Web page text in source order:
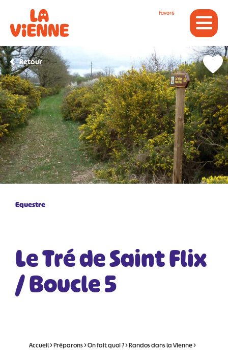
Favoris
Equestre
Le Tré de Saint Flix
/ Boucle 5
Retour
Accueil>Préparons>On fait quoi ?>Randos dans la Vienne>